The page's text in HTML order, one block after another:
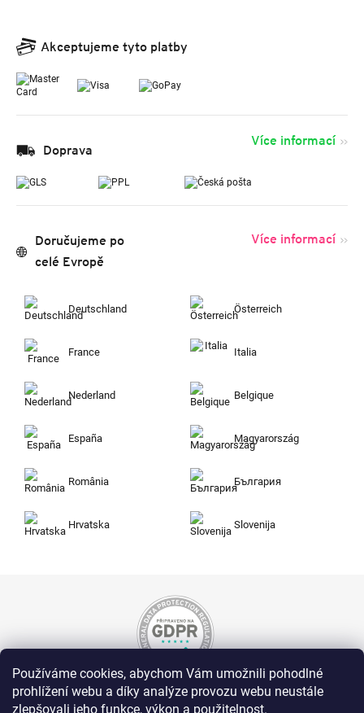
Používáme cookies, abychom Vám umožnili pohodlné
prohlížení webu a díky analýze provozu webu neustále
zlepšovali jeho funkce, výkon a použitelnost.
Akceptujeme tyto platby
Doprava
Více informací
Doručujeme po
celé Evropě
Více informací
Deutschland Österreich
France Italia
Nederland Belgique
España Magyarország
România България
Hrvatska Slovenija
Nakupujte na Zuty bezpečně a bez obav. Díky